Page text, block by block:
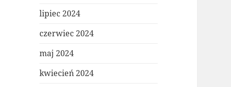
lipiec 2024
czerwiec 2024
maj 2024
kwiecień 2024